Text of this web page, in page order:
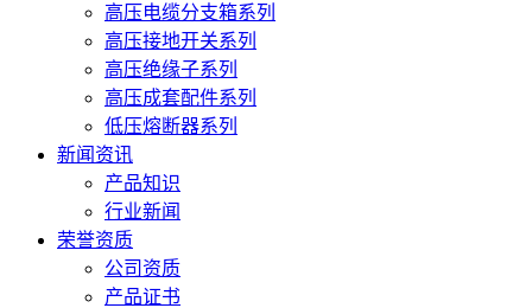
高压电缆分支箱系列
高压接地开关系列
高压绝缘子系列
高压成套配件系列
低压熔断器系列
新闻资讯
产品知识
行业新闻
荣誉资质
公司资质
产品证书